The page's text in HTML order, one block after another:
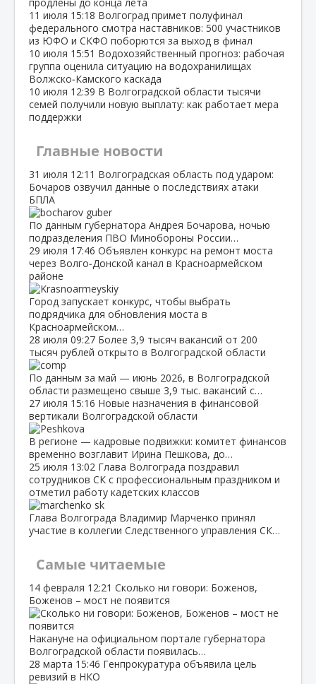
11 июля 15:18 Волгоград примет полуфинал
федерального смотра наставников: 500 участников
из ЮФО и СКФО поборются за выход в финал
10 июля 15:51 Водохозяйственный прогноз: рабочая
группа оценила ситуацию на водохранилищах
Волжско‑Камского каскада
10 июля 12:39 В Волгоградской области тысячи
семей получили новую выплату: как работает мера
поддержки
Главные новости
31 июля 12:11 Волгоградская область под ударом:
Бочаров озвучил данные о последствиях атаки
БПЛА
По данным губернатора Андрея Бочарова, ночью
подразделения ПВО Минобороны России…
29 июля 17:46 Объявлен конкурс на ремонт моста
через Волго‑Донской канал в Красноармейском
районе
Город запускает конкурс, чтобы выбрать
подрядчика для обновления моста в
Красноармейском…
28 июля 09:27 Более 3,9 тысяч вакансий от 200
тысяч рублей открыто в Волгоградской области
По данным за май — июнь 2026, в Волгоградской
области размещено свыше 3,9 тыс. вакансий с…
27 июля 15:16 Новые назначения в финансовой
вертикали Волгоградской области
В регионе — кадровые подвижки: комитет финансов
временно возглавит Ирина Пешкова, до…
25 июля 13:02 Глава Волгограда поздравил
сотрудников СК с профессиональным праздником и
отметил работу кадетских классов
Глава Волгограда Владимир Марченко принял
участие в коллегии Следственного управления СК…
Самые читаемые
14 февраля 12:21 Сколько ни говори: Боженов,
Боженов – мост не появится
Накануне на официальном портале губернатора
Волгоградской области появилась…
28 марта 15:46 Генпрокуратура объявила цель
ревизий в НКО